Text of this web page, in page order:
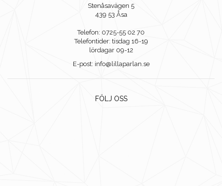
Stenåsavägen 5
439 53 Åsa
Telefon: 0725-55 02 70
Telefontider: tisdag 16-19
lördagar 09-12
E-post: info@lillaparlan.se
FÖLJ OSS